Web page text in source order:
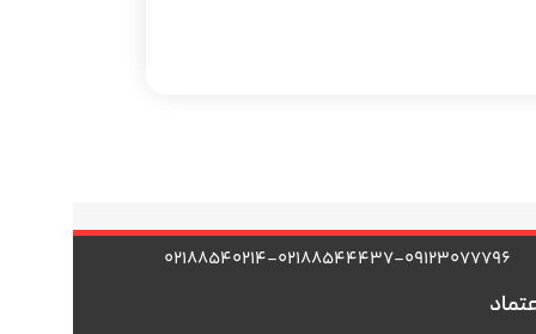
۰۲۱۸۸۵۴۰۲۱۴-۰۲۱۸۸۵۴۴۴۳۷-۰۹۱۲۳۰۷۷۷۹۶